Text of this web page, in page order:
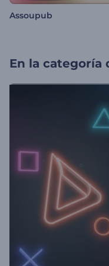
Assoupub
En la categoría